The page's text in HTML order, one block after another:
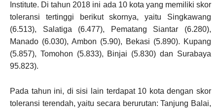
Institute. Di tahun 2018 ini ada 10 kota yang memiliki skor
toleransi tertinggi berikut skornya, yaitu Singkawang
(6.513), Salatiga (6.477), Pematang Siantar (6.280),
Manado (6.030), Ambon (5.90), Bekasi (5.890). Kupang
(5.857), Tomohon (5.833), Binjai (5.830) dan Surabaya
95.823).
Pada tahun ini, di sisi lain terdapat 10 kota dengan skor
toleransi terendah, yaitu secara berurutan: Tanjung Balai,